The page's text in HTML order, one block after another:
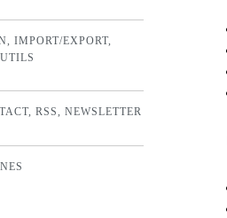
IMPORT/EXPORT,
RSS, NEWSLETTER